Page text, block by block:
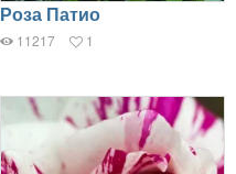
Роза Патио
11217 1